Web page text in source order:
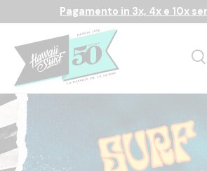
Passa ai contenuti
Pagamento in 3x, 4x e 10x
Cerca